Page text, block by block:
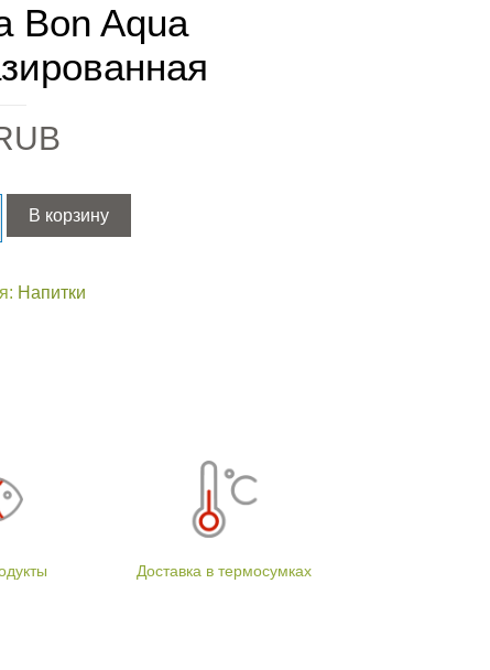
Bon Aqua
В корзину
Напитки
Доставка в термосумках